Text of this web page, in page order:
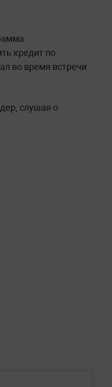
кредит по
во время встречи
слушая о